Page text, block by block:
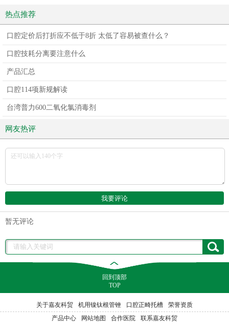
热点推荐
口腔定价后打折应不低于8折 太低了容易被查什么？
口腔技耗分离要注意什么
产品汇总
口腔114项新规解读
台湾普力600二氧化氯消毒剂
网友热评
暂无评论
回到顶部
TOP
关于嘉友科贸 机用镍钛根管锉 口腔正畸托槽
荣誉资质
产品中心
网站地图 合作医院 联系嘉友科贸